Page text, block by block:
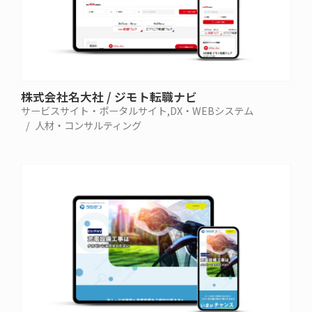
株式会社名大社 / ジモト転職ナビ
サービスサイト・ポータルサイト DX・WEBシステム
人材・コンサルティング